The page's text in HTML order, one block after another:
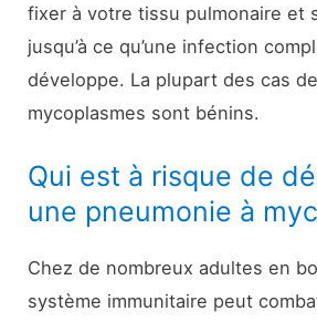
fixer à votre tissu pulmonaire et
jusqu’à ce qu’une infection
développe. La plupart des cas
mycoplasmes sont bénins.
Qui est à risque de
une pneumonie à
Chez de nombreux adultes en
système immunitaire peut